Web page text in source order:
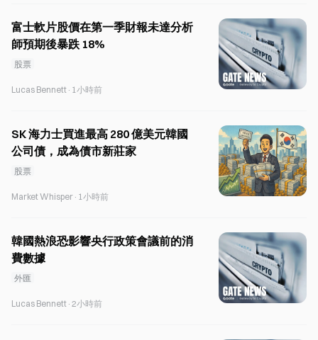
富士軟片股價在第一季財報未達分析
師預期後暴跌 18%
股票
Lucas Bennett · 1小時前
SK 海力士買進最高 280 億美元韓國
公司債，成為債市新莊家
股票
Market Whisper · 1小時前
韓國熱浪恐影響央行政策會議前的消
費數據
外匯
Lucas Bennett · 2小時前